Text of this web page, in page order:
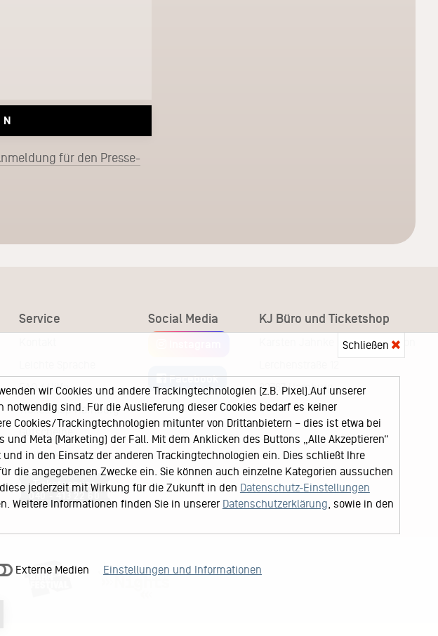
für den Presse-
Service
FAQ / Hilfe
Ticketshop Hamburg
Callback-Service
Ticketservice
040 - 413 22 60
Social Media
Facebook
KJ Büro und Ticketshop
Karsten Jahnke Konzertdirektion
22767 Hamburg
Schließen
wir Cookies und andere Trackingtechnologien (z.B. Pixel).Auf unserer
sind. Für die Auslieferung dieser Cookies bedarf es keiner
Cookies/Trackingtechnologien mitunter von Drittanbietern – dies ist etwa bei
Meta (Marketing) der Fall. Mit dem Anklicken des Buttons „Alle Akzeptieren“
in den Einsatz der anderen Trackingtechnologien ein. Dies schließt Ihre
die angegebenen Zwecke ein. Sie können auch einzelne Kategorien aussuchen
jederzeit mit Wirkung für die Zukunft in den Datenschutz-Einstellungen
Weitere Informationen finden Sie in unserer Datenschutzerklärung , sowie in den
Externe Medien Einstellungen und Informationen